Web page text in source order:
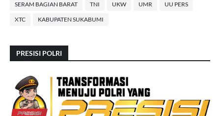
SERAM BAGIAN BARAT TNI UKW UMR UU PERS
XTC KABUPATEN SUKABUMI
PRESISI POLRI